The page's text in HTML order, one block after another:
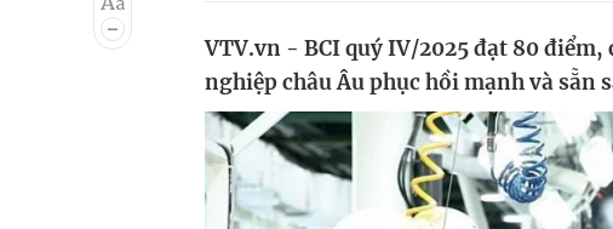
Âm nhạc
Chất lượng cuộc sống
VTV.vn - BCI quý IV/2025 đạt 80
nghiệp châu Âu phục hồi mạnh và sẵn